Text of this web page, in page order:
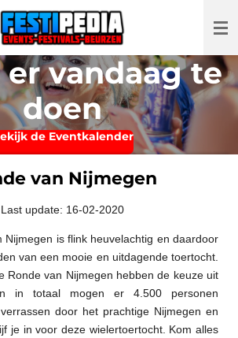
vandaag te
doen
de Eventkalender
van Nijmegen
Last update: 16-02-2020
Nijmegen is flink heuvelachtig en daardoor
van een mooie en uitdagende toertocht.
Ronde van Nijmegen hebben de keuze uit
in totaal mogen er 4.500 personen
door het prachtige Nijmegen en
je in voor deze wielertoertocht. Kom alles